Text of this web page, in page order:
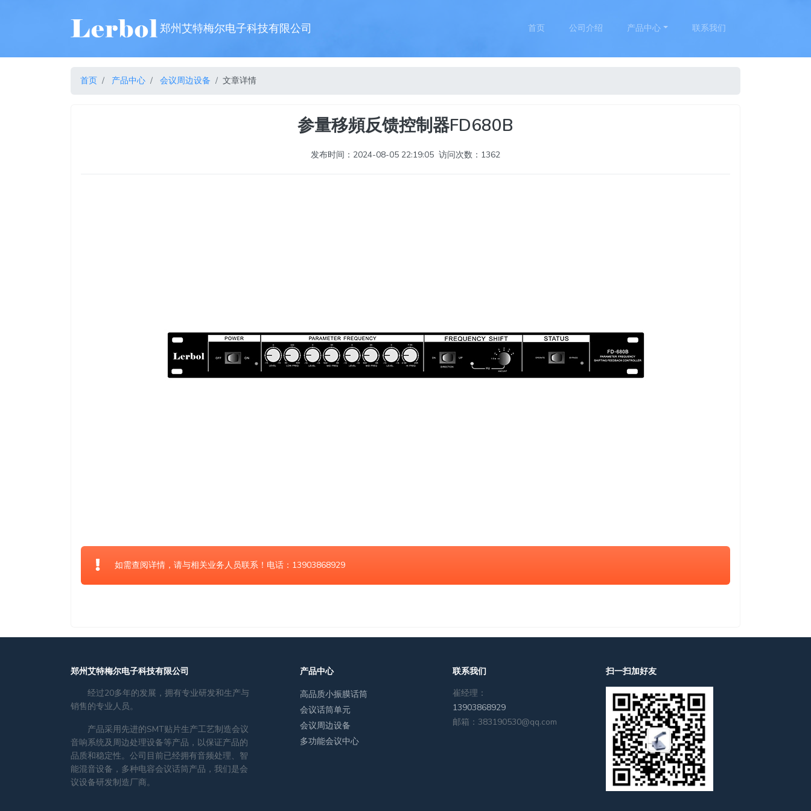
郑州艾特梅尔电子科技有限公司 首页 公司介绍 产品中心 联系我们
首页 产品中心 会议周边设备 文章详情
参量移頻反馈控制器FD680B
发布时间：2024-08-05 22:19:05 访问次数：1362
如需查阅详情，请与相关业务人员联系！电话：13903868929
郑州艾特梅尔电子科技有限公司
经过20多年的发展，拥有专业研发和生产与
销售的专业人员。
产品采用先进的SMT贴片生产工艺制造会议
音响系统及周边处理设备等产品，以保证产品的
品质和稳定性。公司目前已经拥有音频处理、智
能混音设备，多种电容会议话筒产品，我们是会
议设备研发制造厂商。
产品中心
高品质小振膜话筒
会议话筒单元
会议周边设备
多功能会议中心
联系我们
崔经理：
13903868929
邮箱：383190530@qq.com
扫一扫加好友